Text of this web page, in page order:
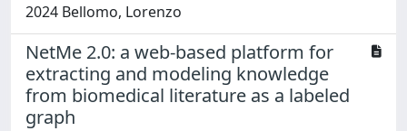
2024 Bellomo, Lorenzo
NetMe 2.0: a web-based platform for
extracting and modeling knowledge
from biomedical literature as a labeled
graph